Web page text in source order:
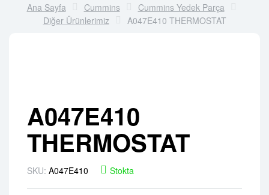
Ana Sayfa Cummins
Cummins Yedek Parça
Diğer Ürünlerimiz
A047E410 THERMOSTAT
A047E410
THERMOSTAT
SKU: A047E410 Stokta